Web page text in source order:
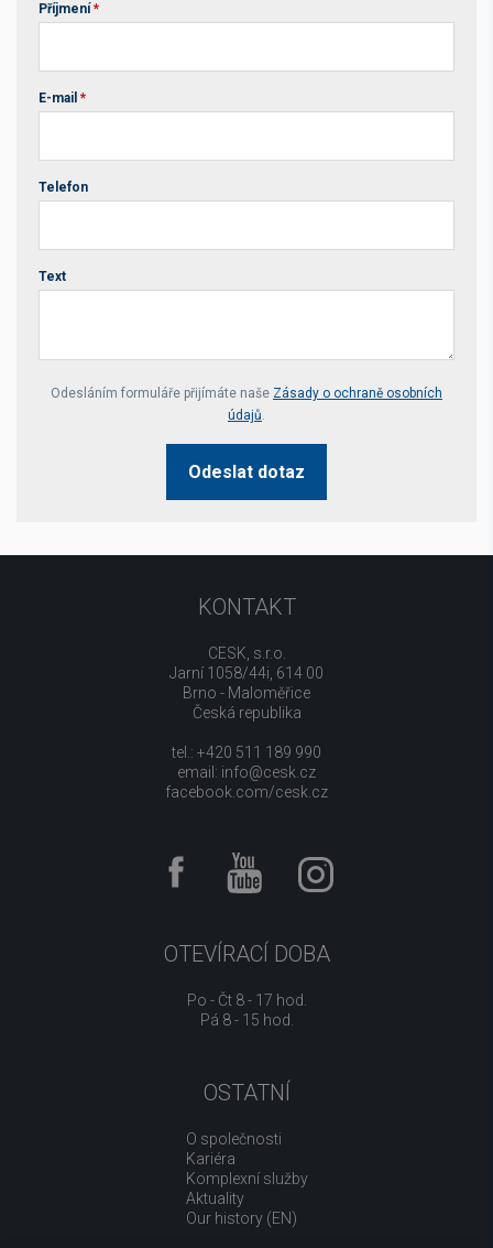
Příjmení *
E-mail *
Telefon
Text
Your website *
Odesláním formuláře přijímáte naše Zásady o ochraně osobních
údajů.
Odeslat dotaz
KONTAKT
CESK, s.r.o.
Jarní 1058/44i, 614 00
Brno - Maloměřice
Česká republika
tel.: +420 511 189 990
email: info@cesk.cz
facebook.com/cesk.cz
OTEVÍRACÍ DOBA
Po - Čt 8 - 17 hod.
Pá 8 - 15 hod.
OSTATNÍ
O společnosti
Kariéra
Komplexní služby
Aktuality
Our history (EN)